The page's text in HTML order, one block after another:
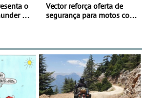
o
4 R
Vector reforça oferta de
segurança para motos com